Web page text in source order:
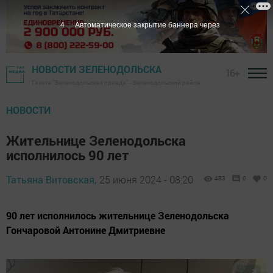
НОВОСТИ ЗЕЛЕНОДОЛЬСКА
НОВОСТИ
Жительнице Зеленодольска
исполнилось 90 лет
Татьяна Витовская, 25 июня 2024 - 08:20 483 0 0
90 лет исполнилось жительнице Зеленодольска
Гончаровой Антонине Дмитриевне
4 Автоматическое закрытие баннера через